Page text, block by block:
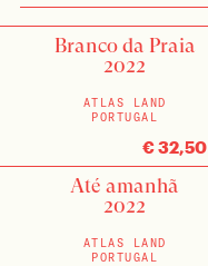
Rood (4)
Rosé (1)
(7)
Land
Portugal (12)
Producent
Atlas Land (12)
Natuurlijk (12)
€30 - €40 (9)
Branco da Praia
2022
ATLAS LAND
PORTUGAL
€ 32,50
Até amanhã
2022
ATLAS LAND
PORTUGAL